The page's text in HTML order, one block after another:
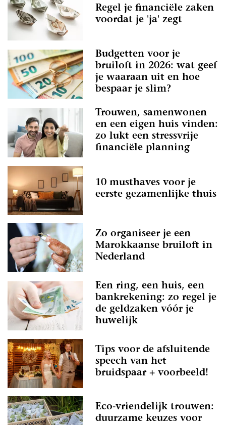
Regel je financiële zaken
voordat je 'ja' zegt
Budgetten voor je
bruiloft in 2026: wat geef
je waaraan uit en hoe
bespaar je slim?
Trouwen, samenwonen
en een eigen huis vinden:
zo lukt een stressvrije
financiële planning
10 musthaves voor je
eerste gezamenlijke thuis
Zo organiseer je een
Marokkaanse bruiloft in
Nederland
Een ring, een huis, een
bankrekening: zo regel je
de geldzaken vóór je
huwelijk
Tips voor de afsluitende
speech van het
bruidspaar + voorbeeld!
Eco-vriendelijk trouwen:
duurzame keuzes voor